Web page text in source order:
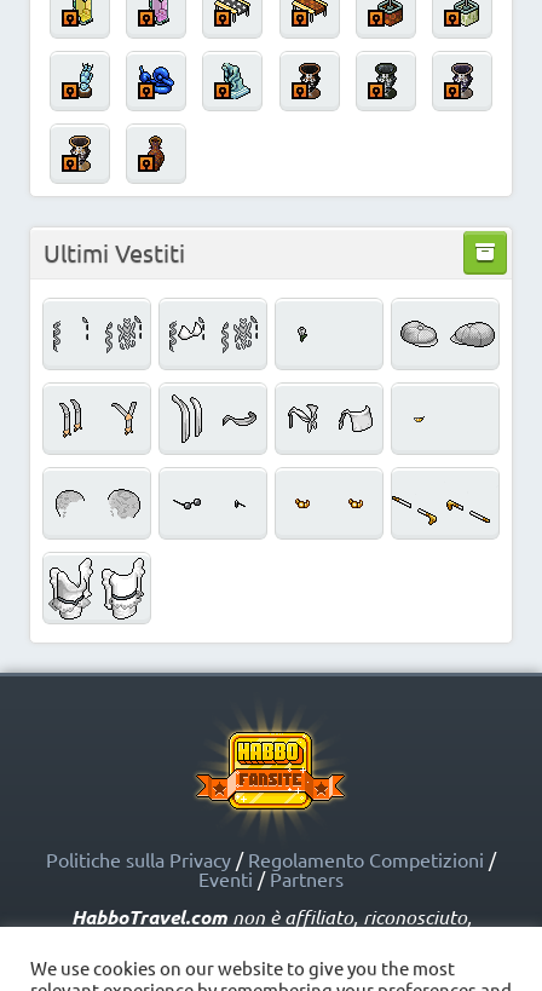
Ultimi Vestiti
Politiche sulla Privacy / Regolamento Competizioni /
Eventi / Partners
HabboTravel.comnon è affiliato, riconosciuto,
dalle società affiliate. HabboTravel.com può servirsi di
marchi registrati e altre proprietà intellettuali di Habbo
We use cookies on our website to give you the most